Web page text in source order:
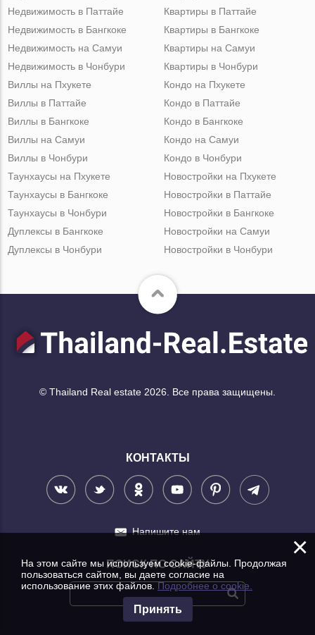
Недвижимость в Паттайе
Недвижимость в Бангкоке
Недвижимость на Самуи
Недвижимость в Чонбури
Квартиры в Паттайе
Квартиры в Бангкоке
Квартиры на Самуи
Квартиры в Чонбури
Виллы на Пхукете
Виллы в Паттайе
Виллы в Бангкоке
Виллы на Самуи
Виллы в Чонбури
Кондо на Пхукете
Кондо в Паттайе
Кондо в Бангкоке
Кондо на Самуи
Кондо в Чонбури
Таунхаусы на Пхукете
Таунхаусы в Бангкоке
Таунхаусы в Чонбури
Дуплексы в Бангкоке
Дуплексы в Чонбури
Новостройки на Пхукете
Новостройки в Паттайе
Новостройки в Бангкоке
Новостройки на Самуи
Новостройки в Чонбури
© Thailand Real estate 2026. Все права защищены.
КОНТАКТЫ
Напишите нам
ПОИСК ПО САЙТУ
×
На этом сайте мы используем cookie-файлы. Продолжая
пользоваться сайтом, вы даете согласие на
использование этих файлов.Подробнее о cookie.
Принять